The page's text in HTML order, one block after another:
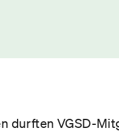
durften VGSD-